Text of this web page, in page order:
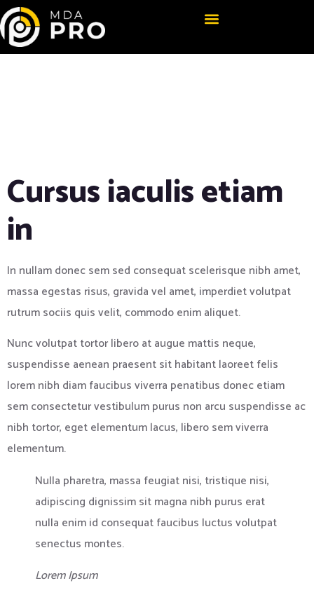
Cursus iaculis etiam
in
In nullam donec sem sed consequat scelerisque nibh amet,
massa egestas risus, gravida vel amet, imperdiet volutpat
rutrum sociis quis velit, commodo enim aliquet.
Nunc volutpat tortor libero at augue mattis neque,
suspendisse aenean praesent sit habitant laoreet felis
lorem nibh diam faucibus viverra penatibus donec etiam
sem consectetur vestibulum purus non arcu suspendisse ac
nibh tortor, eget elementum lacus, libero sem viverra
elementum.
Nulla pharetra, massa feugiat nisi, tristique nisi,
adipiscing dignissim sit magna nibh purus erat
nulla enim id consequat faucibus luctus volutpat
senectus montes.
Lorem Ipsum